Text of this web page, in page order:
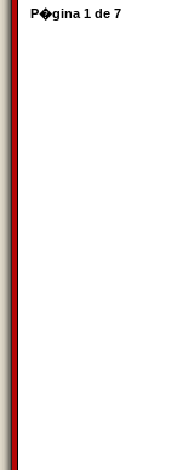
P�gina 1 de 7